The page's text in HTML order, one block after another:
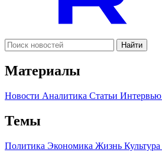
Найти
Материалы
Новости Аналитика Статьи Интервью
Темы
Политика Экономика Жизнь Культура